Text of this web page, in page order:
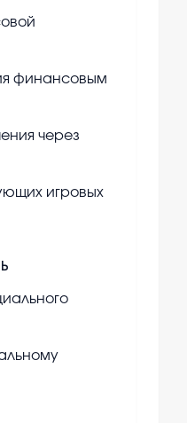
финансовым
через
игровых